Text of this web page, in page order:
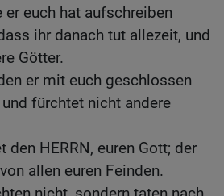
er euch hat aufschreiben
ihr danach tut allezeit, und
Götter.
er mit euch geschlossen
fürchtet nicht andere
den HERRN, euren Gott; der
allen euren Feinden.